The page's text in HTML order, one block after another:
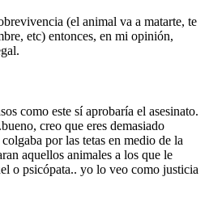
(el animal va a matarte, te
etc) entonces, en mi opinión,
como este sí aprobaría el asesinato.
bueno, creo que eres demasiado
por las tetas en medio de la
aquellos animales a los que le
o psicópata.. yo lo veo como justicia